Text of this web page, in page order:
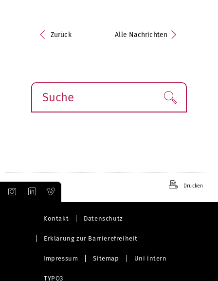
Zurück Alle Nachrichten
Suche Finden!
Drucken
Kontakt Datenschutz
Erklärung zur Barrierefreiheit
Impressum Sitemap Uni intern
TYPO3